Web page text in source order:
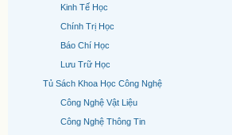
Kinh Tế Học
Chính Trị Học
Báo Chí Học
Lưu Trữ Học
Tủ Sách Khoa Học Công Nghệ
Công Nghệ Vật Liệu
Công Nghệ Thông Tin